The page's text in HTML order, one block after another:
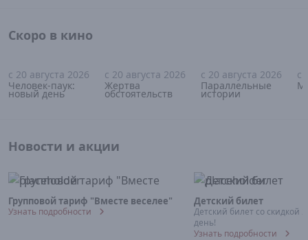
Скоро в кино
16+
с 20 августа 2026
Человек-паук:
новый день
18+
с 20 августа 2026
Жертва
обстоятельств
18+
с 20 августа 2026
Параллельные
истории
с
Новости и акции
Групповой тариф "Вместе веселее"
Узнать подробности
Детский билет
Детский билет со скидкой
день!
Узнать подробности